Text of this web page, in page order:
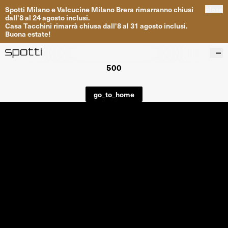
Spotti MilanoeValcucine Milano Brera rimarrannochiusi
dall'8al 24agosto inclusi.
Casa Tacchini rimarrà chiusa dall'8al 31 agosto inclusi.
Buona estate!
Progetti
500
go_to_home